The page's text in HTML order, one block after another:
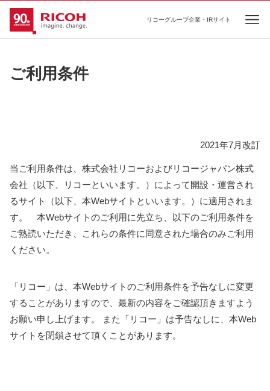
リコーグループ企業・IRサイト
ご利用条件
2021年7月改訂
当ご利用条件は、株式会社リコーおよびリコージャパン株式
会社（以下、リコーといいます。）によって開設・運営され
るサイト（以下、本Webサイトといいます。）に適用されま
す。 本Webサイトのご利用に先立ち、以下のご利用条件を
ご熟読いただき、これらの条件に同意された場合のみご利用
ください。
「リコー」は、本Webサイトのご利用条件を予告なしに変更
することがありますので、最新の内容をご確認頂きますよう
お願い申し上げます。 また「リコー」は予告なしに、本Web
サイトを閉鎖させて頂くことがあります。